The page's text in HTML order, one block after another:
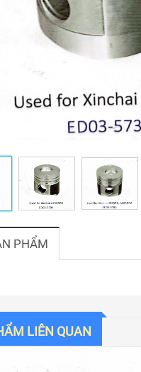
PHẨM
LIÊN QUAN